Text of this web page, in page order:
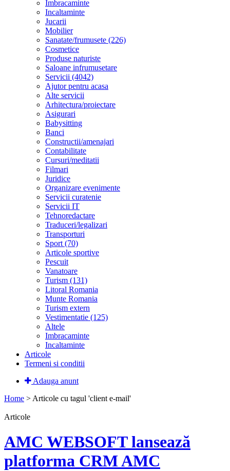
Imbracaminte
Incaltaminte
Jucarii
Mobilier
Sanatate/frumusete (226)
Cosmetice
Produse naturiste
Saloane infrumusetare
Servicii (4042)
Ajutor pentru acasa
Alte servicii
Arhitectura/proiectare
Asigurari
Babysitting
Banci
Constructii/amenajari
Contabilitate
Cursuri/meditatii
Filmari
Juridice
Organizare evenimente
Servicii curatenie
Servicii IT
Tehnoredactare
Traduceri/legalizari
Transporturi
Sport (70)
Articole sportive
Pescuit
Vanatoare
Turism (131)
Litoral Romania
Munte Romania
Turism extern
Vestimentatie (125)
Altele
Imbracaminte
Incaltaminte
Articole
Termeni si conditii
Adauga anunt
Home > Articole cu tagul 'client e-mail'
Articole
AMC WEBSOFT lansează
platforma CRM AMC